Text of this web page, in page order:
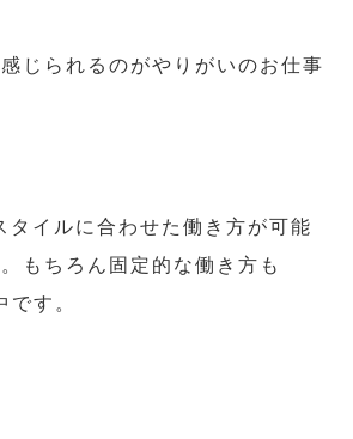
じられるのがやりがいのお仕事
イルに合わせた働き方が可能
もちろん固定的な働き方も
す。